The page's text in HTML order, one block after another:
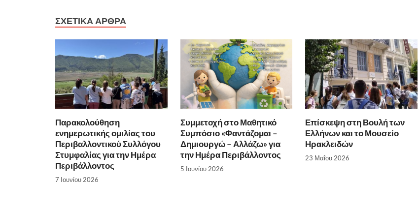
ΣΧΕΤΙΚΆ ΆΡΘΡΑ
Παρακολούθηση
ενημερωτικής ομιλίας του
Περιβαλλοντικού Συλλόγου
Στυμφαλίας για την Ημέρα
Περιβάλλοντος
7 Ιουνίου 2026
Συμμετοχή στο Μαθητικό
Συμπόσιο «Φαντάζομαι –
Δημιουργώ – Αλλάζω» για
την Ημέρα Περιβάλλοντος
5 Ιουνίου 2026
Επίσκεψη στη Βουλή των
Ελλήνων και το Μουσείο
Ηρακλειδών
23 Μαΐου 2026